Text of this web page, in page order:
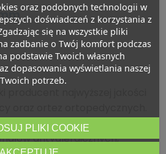
producent najwyższej jakości
oraz ortez ortopedycznych.
z wytrzymałego
antyalergicznych,
oraz podobnych technologii w
doświadczeń z korzystania z
się na wszystkie pliki
zadbanie o Twój komfort podczas
podstawie Twoich własnych
dopasowania wyświetlania naszej
potrzeb.
PLIKI COOKIE